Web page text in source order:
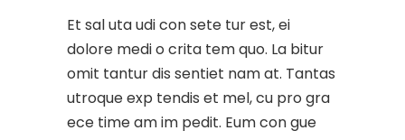
Et sal uta udi con sete tur est, ei
dolore medi o crita tem quo. La bitur
omit tantur dis sentiet nam at. Tantas
utroque exp tendis et mel, cu pro gra
ece time am im pedit. Eum con gue